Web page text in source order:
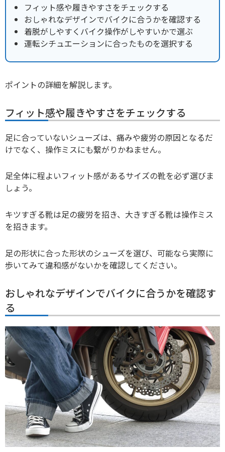
フィット感や履きやすさをチェックする
おしゃれなデザインでバイクに合うかを確認する
着脱がしやすくバイク操作がしやすいかで選ぶ
運転シチュエーションに合ったものを選択する
ポイントの詳細を解説します。
フィット感や履きやすさをチェックする
足に合っていないシューズは、痛みや疲労の原因となるだ
けでなく、操作ミスにも繋がりかねません。
足全体に程よいフィット感があるサイズの靴を必ず選びま
しょう。
キツすぎる靴は足の疲労を招き、大きすぎる靴は操作ミス
を招きます。
足の形状に合った形状のシューズを選び、可能なら実際に
歩いてみて違和感がないかを確認してください。
おしゃれなデザインでバイクに合うかを確認す
る